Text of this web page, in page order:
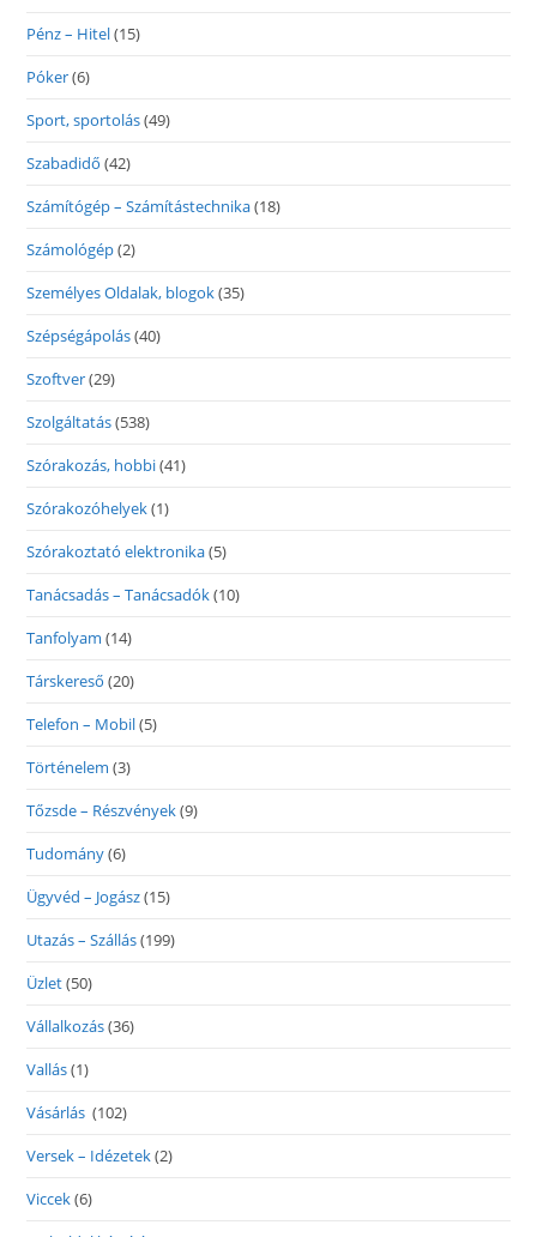
Pénz – Hitel(15)
Póker(6)
Sport, sportolás(49)
Szabadidő (42)
Számítógép – Számítástechnika(18)
Számológép(2)
Személyes Oldalak, blogok(35)
Szépségápolás(40)
Szoftver(29)
Szolgáltatás(538)
Szórakozás, hobbi(41)
Szórakozóhelyek(1)
Szórakoztató elektronika(5)
Tanácsadás – Tanácsadók(10)
Tanfolyam (14)
Társkereső (20)
Telefon – Mobil(5)
Történelem (3)
Tőzsde – Részvények(9)
Tudomány(6)
Ügyvéd – Jogász(15)
Utazás – Szállás(199)
Üzlet(50)
Vállalkozás(36)
Vallás(1)
Vásárlás (102)
Versek – Idézetek(2)
Viccek(6)